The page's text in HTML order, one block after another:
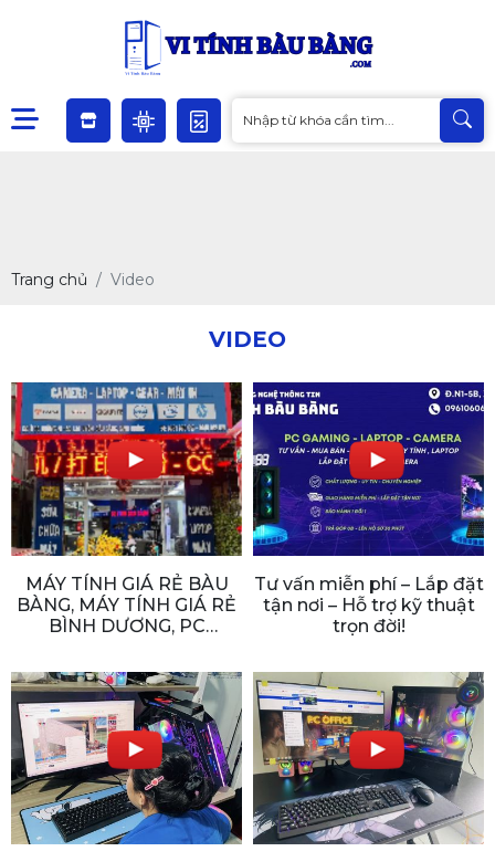
Trang chủ Video
VIDEO
MÁY TÍNH GIÁ RẺ BÀU
BÀNG, MÁY TÍNH GIÁ RẺ
BÌNH DƯƠNG, PC
GAMING BÌNH DƯƠNG,
CẤU HÌNH CHƠI GAME,
BÌNH DƯƠNG
Tư vấn miễn phí – Lắp đặt
tận nơi – Hỗ trợ kỹ thuật
trọn đời!